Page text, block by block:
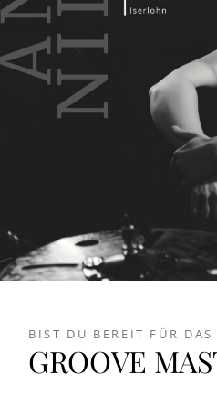
BIST DU BEREIT FÜR DAS
GROOVE